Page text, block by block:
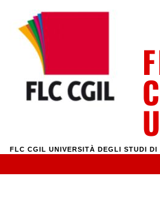
content
FLC CGIL UNIVERSITÀ DEGLI STUDI DI